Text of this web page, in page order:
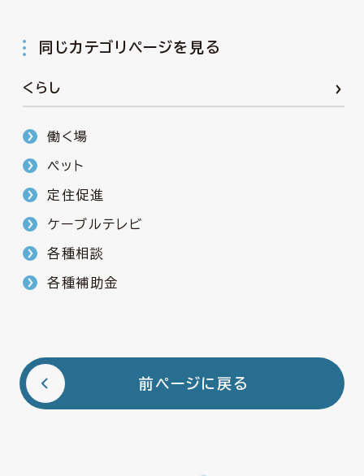
同じカテゴリページを見る
くらし
働く場
ペット
定住促進
ケーブルテレビ
各種相談
各種補助金
前ページに戻る